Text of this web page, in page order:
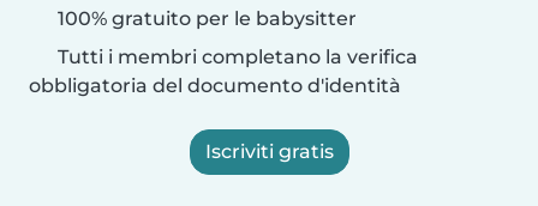
100% gratuito per le babysitter
Tutti i membri completano la verifica
obbligatoria del documento d'identità
Iscriviti gratis